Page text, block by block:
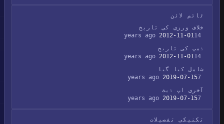
ٹائم لائن
خلاف ورزی کی تاریخ
2012-11-01
ڈمپ کی تاریخ
2012-11-01
شامل کیا گیا
2019-07-15
آخری اپ ڈیٹ
2019-07-15
تکنیکی تفصیلات